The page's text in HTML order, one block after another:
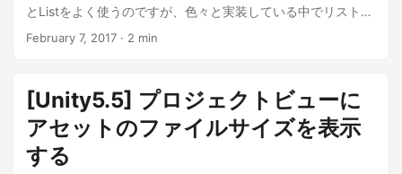
とListをよく使うのですが、色々と実装している中でリストを
まとめて別の型に置き換えて使いたいなー という事がありま
February 7, 2017 · 2 min
[Unity5.5] プロジェクトビューに
アセットのファイルサイズを表示
する